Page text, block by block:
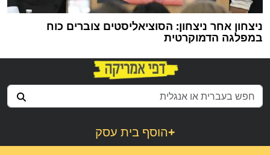
ניצחון אחר ניצחון: הסוציאליסטים צוברים כוח
במפלגה הדמוקרטית
הוסף בית עסק+